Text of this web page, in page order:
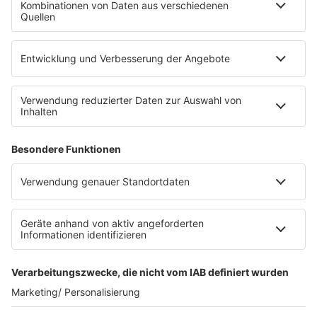
Die Uniklinik Tübingen hat ein neues Fahrradparkhaus
eröffnet. Direkt an der Medizinischen Klinik bietet es
E-Bikes über eine Photovoltaikanlage auf dem …
Impressum
Datenschutzerklärung
Datenschutzeinstellungen